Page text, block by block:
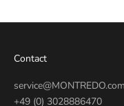
Contact
service@MONTREDO.com
+49 (0) 3028886470